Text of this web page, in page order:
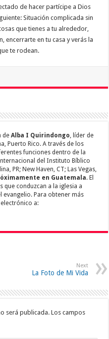
de hacer partícipe a Dios
Situación complicada sin
que tienes a tu alrededor,
encerrarte en tu casa y verás la
te rodean.
deAlba I Quirindongo , líder de
Puerto Rico. A través de los
funciones dentro de la
del Instituto Bíblico
PR; New Haven, CT; Las Vegas,
en Guatemala. El
que conduzcan a la iglesia a
evangelio. Para obtener más
a:
Next
La Foto de Mi Vida
será publicada. Los campos